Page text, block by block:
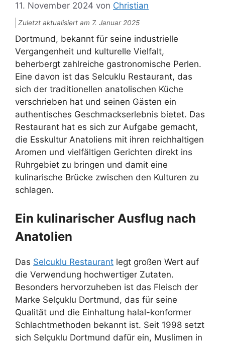
11. November 2024 von Christian
Zuletzt aktualisiert am 7. Januar 2025
Dortmund, bekannt für seine industrielle
Vergangenheit und kulturelle Vielfalt,
beherbergt zahlreiche gastronomische Perlen.
Eine davon ist das Selcuklu Restaurant, das
sich der traditionellen anatolischen Küche
verschrieben hat und seinen Gästen ein
authentisches Geschmackserlebnis bietet. Das
Restaurant hat es sich zur Aufgabe gemacht,
die Esskultur Anatoliens mit ihren reichhaltigen
Aromen und vielfältigen Gerichten direkt ins
Ruhrgebiet zu bringen und damit eine
kulinarische Brücke zwischen den Kulturen zu
schlagen.
Ein kulinarischer Ausflug nach
Anatolien
Das Selcuklu Restaurant legt großen Wert auf
die Verwendung hochwertiger Zutaten.
Besonders hervorzuheben ist das Fleisch der
Marke Selçuklu Dortmund, das für seine
Qualität und die Einhaltung halal-konformer
Schlachtmethoden bekannt ist. Seit 1998 setzt
sich Selçuklu Dortmund dafür ein, Muslimen in